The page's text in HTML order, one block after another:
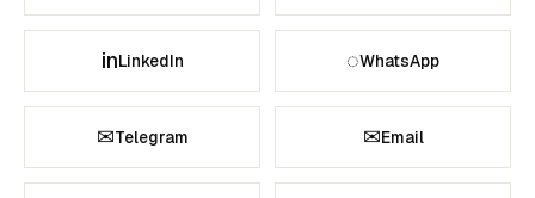
inLinkedIn ◌WhatsApp
✉Telegram ✉Email